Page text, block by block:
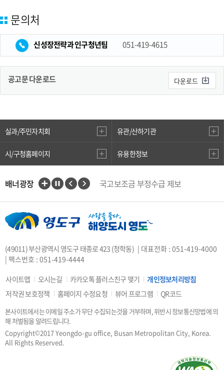
문의처
신성장전략과 인구청년팀 051-419-4615
공고문 다운로드 다운로드
실과/주민자치회 유관/산하기관
시/구청홈페이지 유용한정보
배너광장
국고보조금 부정수급 제보
지적측량바로처리센터
안전속도 5030
카카오톡 플러스친구
중앙부처 법령 유권해석
복지·보조금 부정 신고센터
지방소득세(특별징수분)신고·납부
행복출산 원스톱서비스
도로명주소안내
e-청소년
부산광역시청소년종합지원센터
승용차요일제
(49011) 부산광역시 영도구 태종로 423 (청학동) | 대표전화 : 051-419-4000
| 팩스번호 : 051-419-4444
사이트맵 오시는길 카카오톡 플러스친구 맺기
개인정보처리방침
저작권 보호정책
홈페이지 수정요청 뷰어 프로그램 QR코드
본사이트에서는 이메일 주소가 무단 수집되는것을 거부하며, 위반시 정보통신망법에 의
해 처벌됨을 알려드립니다.
Copyright©2017 Yeongdo-gu office, Busan Metropolitan City, Korea.
All Rights Reserved.